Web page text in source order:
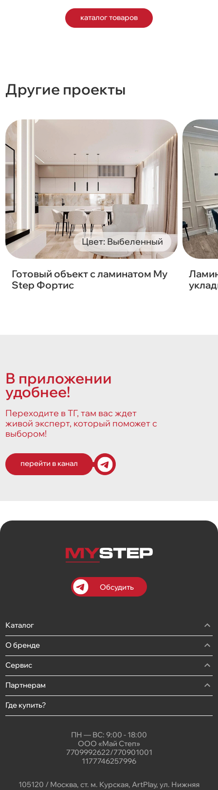
каталог товаров
Другие проекты
Цвет: Выбеленный
Готовый объект с ламинатом My
Step Фортис
В приложении
удобнее!
Переходите в ТГ, там вас ждет
живой эксперт, который поможет с
выбором!
перейти в канал
Обсудить
Каталог
О бренде
Сервис
Партнерам
Где купить?
ПН — ВС: 9:00 - 18:00
ООО «Май Степ»
7709992622/770901001
1177746257996
105120 / Москва, ст. м. Курская, ArtPlay, ул. Нижняя